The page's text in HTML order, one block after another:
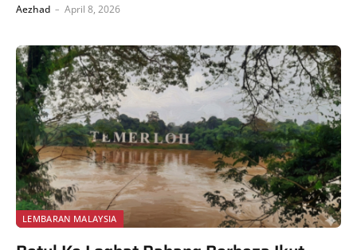
Aezhad April 8, 2026
LEMBARAN MALAYSIA